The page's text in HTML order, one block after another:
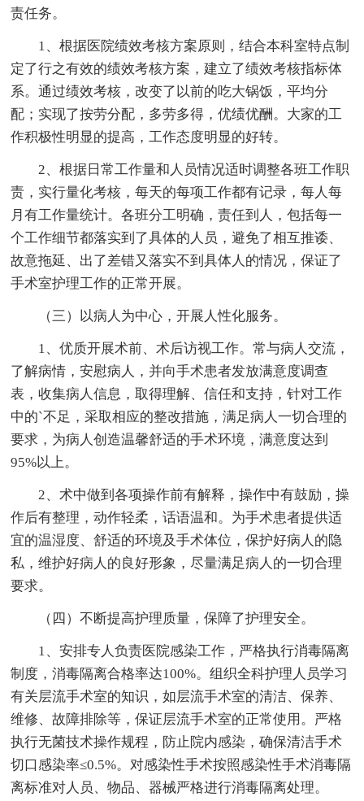
责任务。
1、根据医院绩效考核方案原则，结合本科室特点制
定了行之有效的绩效考核方案，建立了绩效考核指标体
系。通过绩效考核，改变了以前的吃大锅饭，平均分
配；实现了按劳分配，多劳多得，优绩优酬。大家的工
作积极性明显的提高，工作态度明显的好转。
2、根据日常工作量和人员情况适时调整各班工作职
责，实行量化考核，每天的每项工作都有记录，每人每
月有工作量统计。各班分工明确，责任到人，包括每一
个工作细节都落实到了具体的人员，避免了相互推诿、
故意拖延、出了差错又落实不到具体人的情况，保证了
手术室护理工作的正常开展。
（三）以病人为中心，开展人性化服务。
1、优质开展术前、术后访视工作。常与病人交流，
了解病情，安慰病人，并向手术患者发放满意度调查
表，收集病人信息，取得理解、信任和支持，针对工作
中的`不足，采取相应的整改措施，满足病人一切合理的
要求，为病人创造温馨舒适的手术环境，满意度达到
95%以上。
2、术中做到各项操作前有解释，操作中有鼓励，操
作后有整理，动作轻柔，话语温和。为手术患者提供适
宜的温湿度、舒适的环境及手术体位，保护好病人的隐
私，维护好病人的良好形象，尽量满足病人的一切合理
要求。
（四）不断提高护理质量，保障了护理安全。
1、安排专人负责医院感染工作，严格执行消毒隔离
制度，消毒隔离合格率达100%。组织全科护理人员学习
有关层流手术室的知识，如层流手术室的清洁、保养、
维修、故障排除等，保证层流手术室的正常使用。严格
执行无菌技术操作规程，防止院内感染，确保清洁手术
切口感染率≤0.5%。对感染性手术按照感染性手术消毒隔
离标准对人员、物品、器械严格进行消毒隔离处理。